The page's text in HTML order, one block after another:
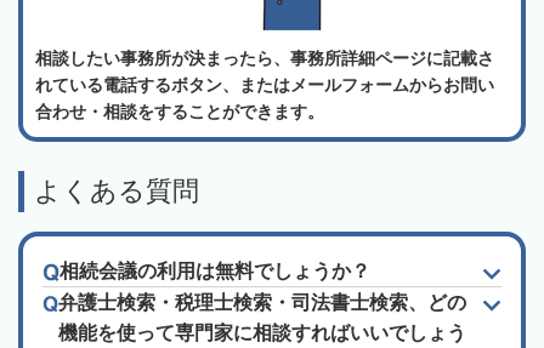
相談したい事務所が決まったら、事務所詳細ページに記載さ
れている電話するボタン、またはメールフォームからお問い
合わせ・相談をすることができます。
よくある質問
相続会議の利用は無料でしょうか？
弁護士検索・税理士検索・司法書士検索、どの
機能を使って専門家に相談すればいいでしょう